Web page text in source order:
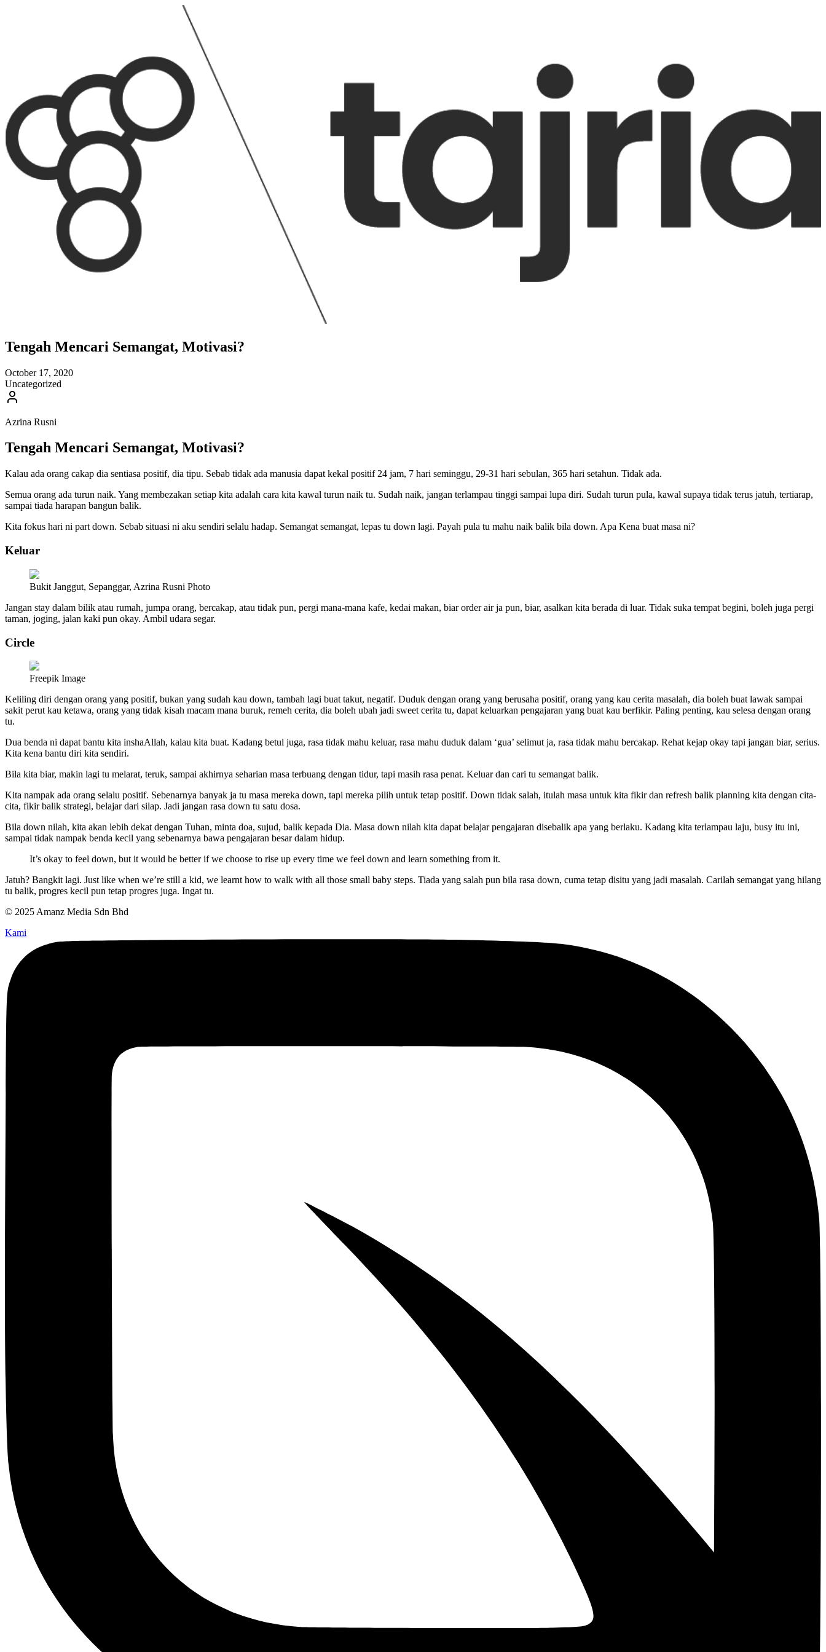
Tengah Mencari Semangat, Motivasi?
October 17, 2020
Uncategorized
Azrina Rusni
Tengah Mencari Semangat, Motivasi?
Kalau ada orang cakap dia sentiasa positif, dia tipu. Sebab tidak ada manusia dapat kekal positif 24 jam, 7 hari seminggu, 29-31 hari sebulan, 365 hari setahun. Tidak ada.
Semua orang ada turun naik. Yang membezakan setiap kita adalah cara kita kawal turun naik tu. Sudah naik, jangan terlampau tinggi sampai lupa diri. Sudah turun pula, kawal supaya tidak terus jatuh, tertiarap,
sampai tiada harapan bangun balik.
Kita fokus hari ni part down. Sebab situasi ni aku sendiri selalu hadap. Semangat semangat, lepas tu down lagi. Payah pula tu mahu naik balik bila down. Apa Kena buat masa ni?
Keluar
Bukit Janggut, Sepanggar, Azrina Rusni Photo
Jangan stay dalam bilik atau rumah, jumpa orang, bercakap, atau tidak pun, pergi mana-mana kafe, kedai makan, biar order air ja pun, biar, asalkan kita berada di luar. Tidak suka tempat begini, boleh juga pergi
taman, joging, jalan kaki pun okay. Ambil udara segar.
Circle
Freepik Image
Keliling diri dengan orang yang positif, bukan yang sudah kau down, tambah lagi buat takut, negatif. Duduk dengan orang yang berusaha positif, orang yang kau cerita masalah, dia boleh buat lawak sampai
sakit perut kau ketawa, orang yang tidak kisah macam mana buruk, remeh cerita, dia boleh ubah jadi sweet cerita tu, dapat keluarkan pengajaran yang buat kau berfikir. Paling penting, kau selesa dengan orang
tu.
Dua benda ni dapat bantu kita inshaAllah, kalau kita buat. Kadang betul juga, rasa tidak mahu keluar, rasa mahu duduk dalam ‘gua’ selimut ja, rasa tidak mahu bercakap. Rehat kejap okay tapi jangan biar, serius.
Kita kena bantu diri kita sendiri.
Bila kita biar, makin lagi tu melarat, teruk, sampai akhirnya seharian masa terbuang dengan tidur, tapi masih rasa penat. Keluar dan cari tu semangat balik.
Kita nampak ada orang selalu positif. Sebenarnya banyak ja tu masa mereka down, tapi mereka pilih untuk tetap positif. Down tidak salah, itulah masa untuk kita fikir dan refresh balik planning kita dengan cita-
cita, fikir balik strategi, belajar dari silap. Jadi jangan rasa down tu satu dosa.
Bila down nilah, kita akan lebih dekat dengan Tuhan, minta doa, sujud, balik kepada Dia. Masa down nilah kita dapat belajar pengajaran disebalik apa yang berlaku. Kadang kita terlampau laju, busy itu ini,
sampai tidak nampak benda kecil yang sebenarnya bawa pengajaran besar dalam hidup.
It’s okay to feel down, but it would be better if we choose to rise up every time we feel down and learn something from it.
Jatuh? Bangkit lagi. Just like when we’re still a kid, we learnt how to walk with all those small baby steps. Tiada yang salah pun bila rasa down, cuma tetap disitu yang jadi masalah. Carilah semangat yang hilang
tu balik, progres kecil pun tetap progres juga. Ingat tu.
© 2025 Amanz Media Sdn Bhd
Kami